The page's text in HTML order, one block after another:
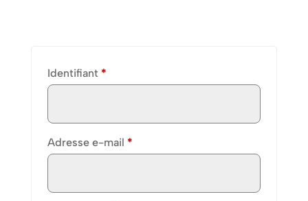
Identifiant *Obligatoire
Adresse e-mail *Obligatoire